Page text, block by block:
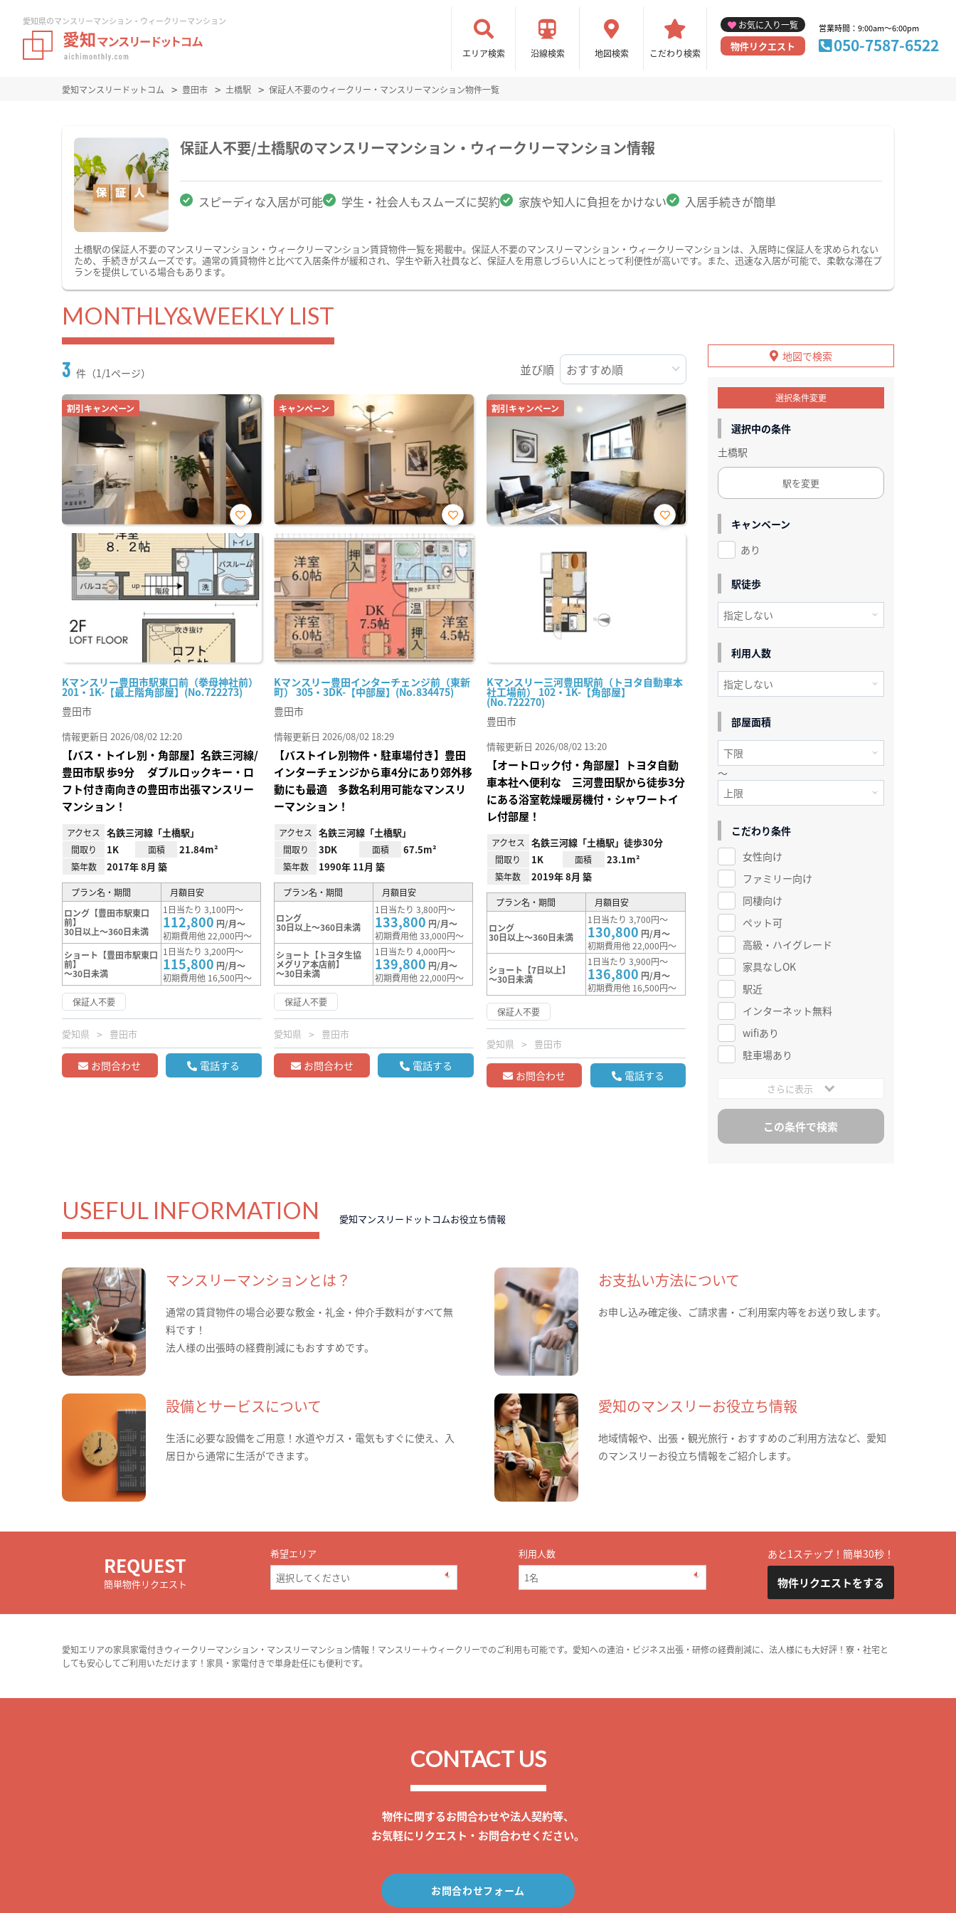
愛知県のマンスリーマンション・ウィークリーマンション
エリア検索 沿線検索 地図検索 こだわり検索
お気に入り一覧
物件リクエスト
営業時間：9:00am～6:00pm
050-7587-6522
愛知マンスリードットコム 豊田市 土橋駅 保証人不要のウィークリー・マンスリーマンション物件一覧
保証人不要/土橋駅のマンスリーマンション・ウィークリーマンション情報
スピーディな入居が可能 学生・社会人もスムーズに契約 家族や知人に負担をかけない 入居手続きが簡単
土橋駅の保証人不要のマンスリーマンション・ウィークリーマンション賃貸物件一覧を掲載中。保証人不要のマンスリーマンション・ウィークリーマンションは、入居時に保証人を求められない
ため、手続きがスムーズです。通常の賃貸物件と比べて入居条件が緩和され、学生や新入社員など、保証人を用意しづらい人にとって利便性が高いです。また、迅速な入居が可能で、柔軟な滞在プ
ランを提供している場合もあります。
MONTHLY&WEEKLY LIST
3 件（1/1ページ） 並び順
割引キャンペーン
Kマンスリー豊田市駅東口前（拳母神社前）
201・1K-【最上階角部屋】(No.722273)
お気
に入
り登
録
豊田市
情報更新日 2026/08/02 12:20
【バス・トイレ別・角部屋】名鉄三河線/
豊田市駅 歩9分 ダブルロックキー・ロ
フト付き南向きの豊田市出張マンスリー
マンション！
アクセス 名鉄三河線「土橋駅」
間取り 1K 面積 21.84m²
築年数 2017年 8月 築
プラン名・期間
月額目安
ロング【豊田市駅東口
前】
30日以上～360日未満
1日当たり 3,100円～
112,800 円/月～
初期費用他 22,000円～
ショート【豊田市駅東口
前】
～30日未満
1日当たり 3,200円～
115,800 円/月～
初期費用他 16,500円～
保証人不要
愛知県 豊田市
お問合わせ 電話する
キャンペーン
Kマンスリー豊田インターチェンジ前（東新
町） 305・3DK-【中部屋】(No.834475)
お気
に入
り登
録
豊田市
情報更新日 2026/08/02 18:29
【バストイレ別物件・駐車場付き】豊田
インターチェンジから車4分にあり郊外移
動にも最適 多数名利用可能なマンスリ
ーマンション！
アクセス 名鉄三河線「土橋駅」
間取り 3DK 面積 67.5m²
築年数 1990年 11月 築
プラン名・期間 月額目安
ロング
30日以上～360日未満
1日当たり 3,800円～
133,800 円/月～
初期費用他 33,000円～
ショート【トヨタ生協
メグリア本店前】
～30日未満
1日当たり 4,000円～
139,800 円/月～
初期費用他 22,000円～
保証人不要
愛知県 豊田市
お問合わせ 電話する
割引キャンペーン
Kマンスリー三河豊田駅前（トヨタ自動車本
社工場前） 102・1K-【角部屋】
(No.722270)
お気
豊田市
情報更新日 2026/08/02 13:20
【オートロック付・角部屋】トヨタ自動
車本社へ便利な 三河豊田駅から徒歩3分
にある浴室乾燥暖房機付・シャワートイ
レ付部屋！
アクセス 名鉄三河線「土橋駅」徒歩30分
間取り 1K 面積 23.1m²
築年数 2019年 8月 築
プラン名・期間 月額目安
ロング
30日以上～360日未満
1日当たり 3,700円～
130,800 円/月～
初期費用他 22,000円～
ショート【7日以上】
～30日未満
1日当たり 3,900円～
136,800 円/月～
初期費用他 16,500円～
保証人不要
愛知県 豊田市
お問合わせ 電話する
地図で検索
選択条件変更
選択中の条件
土橋駅
駅を変更
キャンペーン
あり
駅徒歩
利用人数
部屋面積
～
こだわり条件
女性向け
ファミリー向け
同棲向け
ペット可
高級・ハイグレード
家具なしOK
駅近
インターネット無料
wifiあり
駐車場あり
さらに表示
USEFUL INFORMATION 愛知マンスリードットコムお役立ち情報
マンスリーマンションとは？
通常の賃貸物件の場合必要な敷金・礼金・仲介手数料がすべて無
料です！
法人様の出張時の経費削減にもおすすめです。
お支払い方法について
お申し込み確定後、ご請求書・ご利用案内等をお送り致します。
設備とサービスについて
生活に必要な設備をご用意！水道やガス・電気もすぐに使え、入
居日から通常に生活ができます。
愛知のマンスリーお役立ち情報
地域情報や、出張・観光旅行・おすすめのご利用方法など、愛知
のマンスリーお役立ち情報をご紹介します。
REQUEST
簡単物件リクエスト
希望エリア 利用人数 あと1ステップ！簡単30秒！
物件リクエストをする
愛知エリアの家具家電付きウィークリーマンション・マンスリーマンション情報！マンスリー＋ウィークリーでのご利用も可能です。愛知への連泊・ビジネス出張・研修の経費削減に、法人様にも大好評！寮・社宅と
しても安心してご利用いただけます！家具・家電付きで単身赴任にも便利です。
CONTACT US
物件に関するお問合わせや法人契約等、
お気軽にリクエスト・お問合わせください。
お問合わせフォーム